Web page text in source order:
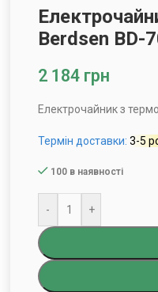
Berdsen BD-
2 184 грн
Електрочайник з
Термін доставки:3-5
100 в наявності
- +